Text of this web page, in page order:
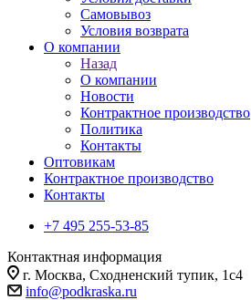
Самовывоз
Условия возврата
О компании
Назад
О компании
Новости
Контрактное производство
Политика
Контакты
Оптовикам
Контрактное производство
Контакты
+7 495 255-53-85
Контактная информация
г. Москва, Сходненский тупик, 1с4
info@podkraska.ru